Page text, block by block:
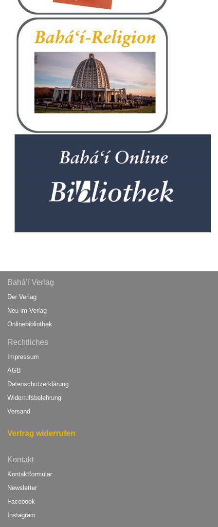
Bahá’í Verlag
Der Verlag
Neu im Verlag
Onlinebibliothek
Rechtliches
Impressum
AGB
Datenschutzerklärung
Widerrufsbelehrung
Versand
Vertrag widerrufen
Kontakt
Kontaktformular
Newsletter
Facebook
Instagram